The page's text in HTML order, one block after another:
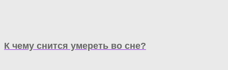
К чему снится умереть во сне?